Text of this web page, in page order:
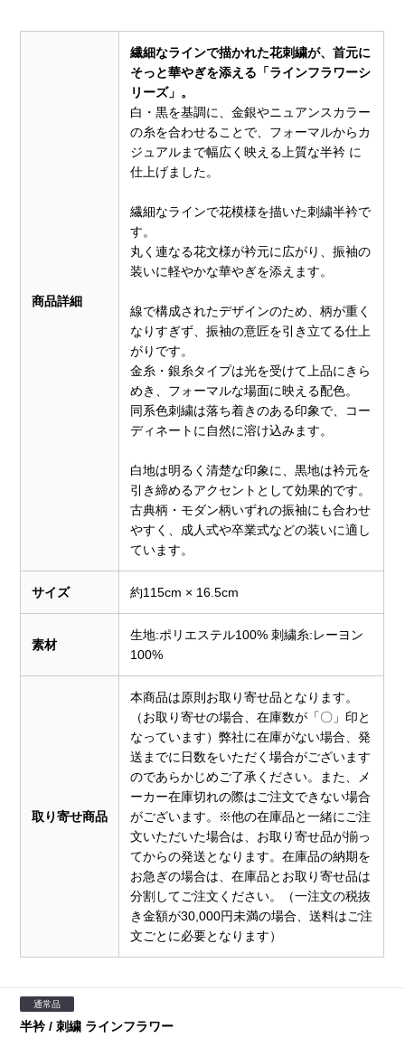
商品詳細
繊細なラインで描かれた花刺繍が、首元に
そっと華やぎを添える「ラインフラワーシ
リーズ」。
白・黒を基調に、金銀やニュアンスカラー
の糸を合わせることで、フォーマルからカ
ジュアルまで幅広く映える上質な半衿 に
仕上げました。
繊細なラインで花模様を描いた刺繍半衿で
す。
丸く連なる花文様が衿元に広がり、振袖の
装いに軽やかな華やぎを添えます。
線で構成されたデザインのため、柄が重く
なりすぎず、振袖の意匠を引き立てる仕上
がりです。
金糸・銀糸タイプは光を受けて上品にきら
めき、フォーマルな場面に映える配色。
同系色刺繍は落ち着きのある印象で、コー
ディネートに自然に溶け込みます。
白地は明るく清楚な印象に、黒地は衿元を
引き締めるアクセントとして効果的です。
古典柄・モダン柄いずれの振袖にも合わせ
やすく、成人式や卒業式などの装いに適し
ています。
サイズ 約115cm × 16.5cm
素材
生地:ポリエステル100% 刺繍糸:レーヨン
100%
取り寄せ商品
本商品は原則お取り寄せ品となります。
（お取り寄せの場合、在庫数が「〇」印と
なっています）弊社に在庫がない場合、発
送までに日数をいただく場合がございます
のであらかじめご了承ください。また、メ
ーカー在庫切れの際はご注文できない場合
がございます。※他の在庫品と一緒にご注
文いただいた場合は、お取り寄せ品が揃っ
てからの発送となります。在庫品の納期を
お急ぎの場合は、在庫品とお取り寄せ品は
分割してご注文ください。（一注文の税抜
き金額が30,000円未満の場合、送料はご注
文ごとに必要となります）
通常品
半衿 / 刺繍 ラインフラワー